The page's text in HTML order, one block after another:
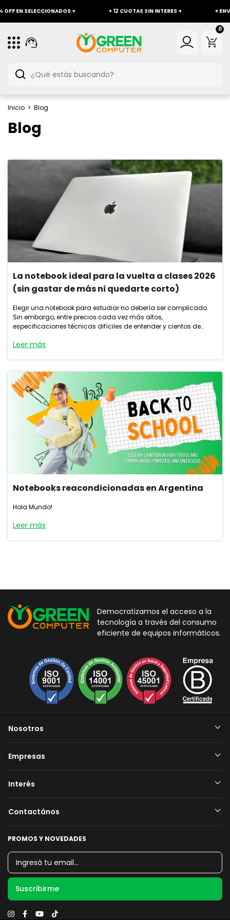
EN SELECCIONADOS + + 12 CUOTAS SIN INTERES + +
0
Inicio > Blog
Blog
La notebook ideal para la vuelta a clases 2026
(sin gastar de más ni quedarte corto)
Elegir una notebook para estudiar no debería ser complicado.
Sin embargo, entre precios cada vez más altos,
especificaciones técnicas difíciles de entender y cientos de
corto.
Leer más
Notebooks reacondicionadas en Argentina
Hola Mundo!
Leer más
Democratizamos el acceso a la
tecnología a través del consumo
eficiente de equipos informáticos.
Nosotros
Empresas
Interés
Contactános
PROMOS Y NOVEDADES